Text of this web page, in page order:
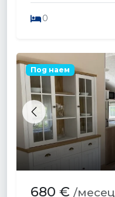
0
Previous
Под наем
680 € /месец